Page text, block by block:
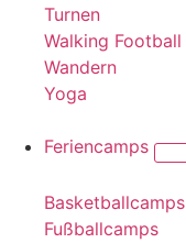
Turnen
Walking Football
Wandern
Yoga
Feriencamps
Basketballcamps
Fußballcamps